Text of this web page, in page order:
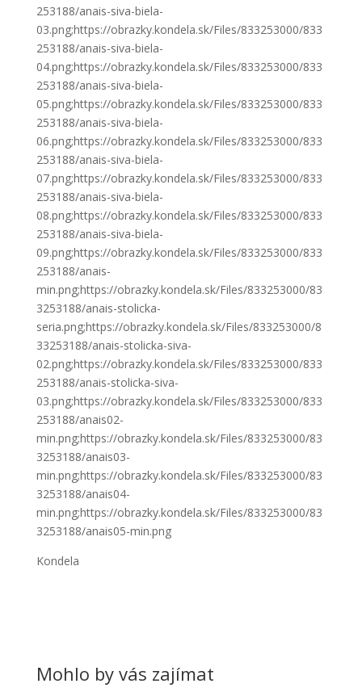
253188/anais-siva-biela-
03.png;https://obrazky.kondela.sk/Files/833253000/833
253188/anais-siva-biela-
04.png;https://obrazky.kondela.sk/Files/833253000/833
253188/anais-siva-biela-
05.png;https://obrazky.kondela.sk/Files/833253000/833
253188/anais-siva-biela-
06.png;https://obrazky.kondela.sk/Files/833253000/833
253188/anais-siva-biela-
07.png;https://obrazky.kondela.sk/Files/833253000/833
253188/anais-siva-biela-
08.png;https://obrazky.kondela.sk/Files/833253000/833
253188/anais-siva-biela-
09.png;https://obrazky.kondela.sk/Files/833253000/833
253188/anais-
min.png;https://obrazky.kondela.sk/Files/833253000/83
3253188/anais-stolicka-
seria.png;https://obrazky.kondela.sk/Files/833253000/8
33253188/anais-stolicka-siva-
02.png;https://obrazky.kondela.sk/Files/833253000/833
253188/anais-stolicka-siva-
03.png;https://obrazky.kondela.sk/Files/833253000/833
253188/anais02-
min.png;https://obrazky.kondela.sk/Files/833253000/83
3253188/anais03-
min.png;https://obrazky.kondela.sk/Files/833253000/83
3253188/anais04-
min.png;https://obrazky.kondela.sk/Files/833253000/83
3253188/anais05-min.png
Kondela
Mohlo by vás zajímat